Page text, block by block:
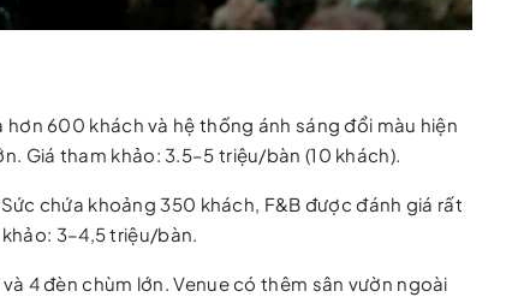
600 khách và hệ thống ánh sáng đổi màu hiện
Giá tham khảo: 3.5–5 triệu/bàn (10 khách).
chứa khoảng 350 khách, F&B được đánh giá rất
3–4,5 triệu/bàn.
4 đèn chùm lớn. Venue có thêm sân vườn ngoài